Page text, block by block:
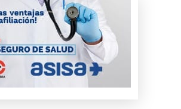
SALUD LABORAL
Procedimiento práctico ante alerta
roja por calor